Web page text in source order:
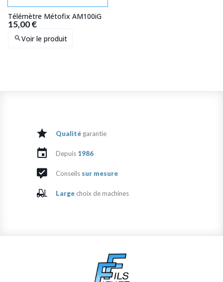
Télémètre Métofix AM100iG
15,00 €
Voir le produit
Qualité garantie
Depuis 1986
Conseils sur mesure
Large choix de machines